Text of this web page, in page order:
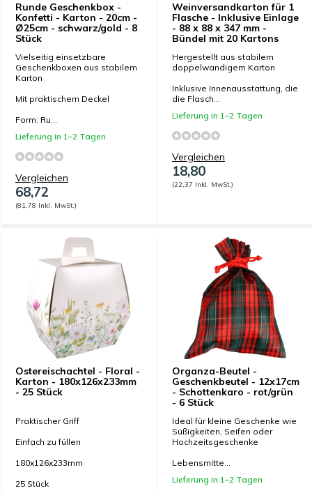
Runde Geschenkbox -
Konfetti - Karton - 20cm -
Ø25cm - schwarz/gold - 8
Stück
Vielseitig einsetzbare
Geschenkboxen aus stabilem
Karton
Mit praktischem Deckel
Form: Ru...
Lieferung in 1–2 Tagen
Vergleichen
68,72
(81,78 Inkl. MwSt.)
Weinversandkarton für 1
Flasche - Inklusive Einlage
- 88 x 88 x 347 mm -
Bündel mit 20 Kartons
Hergestellt aus stabilem
doppelwandigem Karton
Inklusive Innenausstattung, die
die Flasch...
Lieferung in 1–2 Tagen
Vergleichen
18,80
(22,37 Inkl. MwSt.)
Ostereischachtel - Floral -
Karton - 180x126x233mm
- 25 Stück
Praktischer Griff
Einfach zu füllen
180x126x233mm
25 Stück
Organza-Beutel -
Geschenkbeutel - 12x17cm
- Schottenkaro - rot/grün
- 6 Stück
Ideal für kleine Geschenke wie
Süßigkeiten, Seifen oder
Hochzeitsgeschenke
Lebensmitte...
Lieferung in 1–2 Tagen